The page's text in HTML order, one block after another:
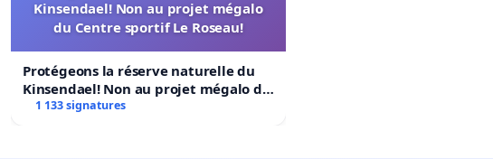
Kinsendael! Non au projet mégalo
du Centre sportif Le Roseau!
Protégeons la réserve naturelle du
Kinsendael! Non au projet mégalo du
Centre sportif Le Roseau!
1 133 signatures